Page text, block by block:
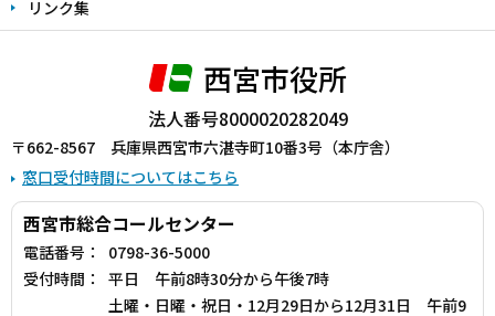
リンク集
西宮市役所
法人番号8000020282049
〒662-8567 兵庫県西宮市六湛寺町10番3号（本庁舎）
窓口受付時間についてはこちら
西宮市総合コールセンター
電話番号：
0798-36-5000
受付時間：
平日 午前8時30分から午後7時
土曜・日曜・祝日・12月29日から12月31日 午前9